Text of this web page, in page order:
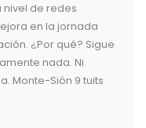
nivel de redes
en la jornada
¿Por qué? Sigue
nada. Ni
Monte-Sión 9 tuits